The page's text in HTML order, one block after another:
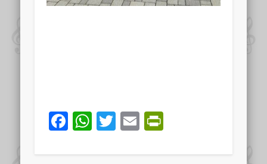
Facebook
WhatsApp
Twitter
Email